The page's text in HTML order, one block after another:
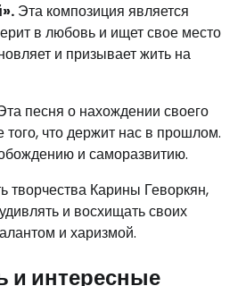
Эта композиция является
в любовь и ищет свое место
и призывает жить на
песня о нахождении своего
того, что держит нас в прошлом.
и саморазвитию.
творчества Карины Геворкян,
и восхищать своих
и харизмой.
и интересные